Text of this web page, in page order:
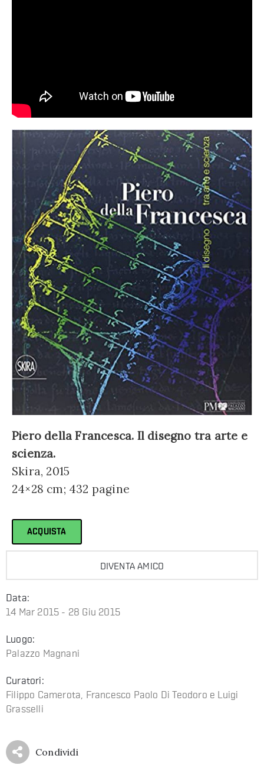
Piero della Francesca. Il disegno tra arte e
scienza.
Skira, 2015
24×28 cm; 432 pagine
ACQUISTA
DIVENTA AMICO
Data:
14 Mar 2015 - 28 Giu 2015
Luogo:
Palazzo Magnani
Curatori:
Filippo Camerota, Francesco Paolo Di Teodoro e Luigi
Grasselli
Condividi